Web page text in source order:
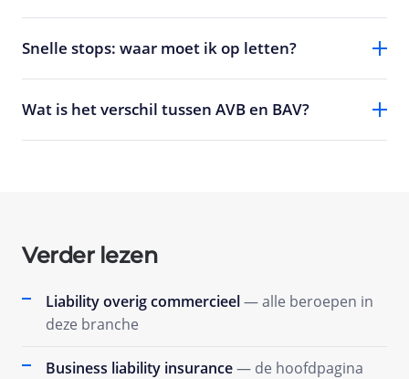
Snelle stops: waar moet ik op letten?
Wat is het verschil tussen AVB en BAV?
Verder lezen
Liability overig commercieel— alle beroepen in
deze branche
Business liability insurance— de hoofdpagina